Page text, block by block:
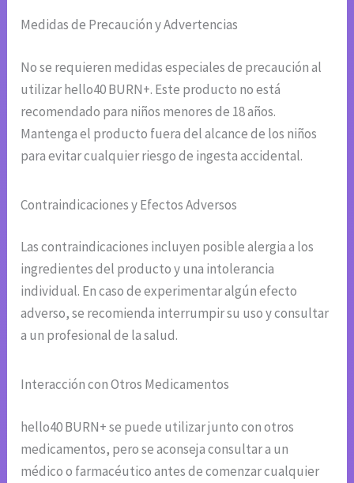
Medidas de Precaución y Advertencias
No se requieren medidas especiales de precaución al
utilizar hello40 BURN+. Este producto no está
recomendado para niños menores de 18 años.
Mantenga el producto fuera del alcance de los niños
para evitar cualquier riesgo de ingesta accidental.
Contraindicaciones y Efectos Adversos
Las contraindicaciones incluyen posible alergia a los
ingredientes del producto y una intolerancia
individual. En caso de experimentar algún efecto
adverso, se recomienda interrumpir su uso y consultar
a un profesional de la salud.
Interacción con Otros Medicamentos
hello40 BURN+ se puede utilizar junto con otros
medicamentos, pero se aconseja consultar a un
médico o farmacéutico antes de comenzar cualquier